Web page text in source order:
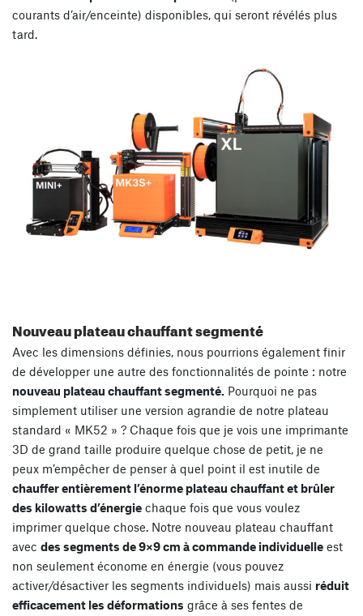
courants d’air/enceinte) disponibles, qui seront révélés plus
tard.
Nouveau plateau chauffant segmenté
Avec les dimensions définies, nous pourrions également finir
de développer une autre des fonctionnalités de pointe : notre
nouveau plateau chauffant segmenté. Pourquoi ne pas
simplement utiliser une version agrandie de notre plateau
standard « MK52 » ? Chaque fois que je vois une imprimante
3D de grand taille produire quelque chose de petit, je ne
peux m’empêcher de penser à quel point il est inutile de
chauffer entièrement l’énorme plateau chauffant et brûler
des kilowatts d’énergie chaque fois que vous voulez
imprimer quelque chose. Notre nouveau plateau chauffant
avec des segments de 9×9 cm à commande individuelle est
non seulement économe en énergie (vous pouvez
activer/désactiver les segments individuels) mais aussi réduit
efficacement les déformations grâce à ses fentes de